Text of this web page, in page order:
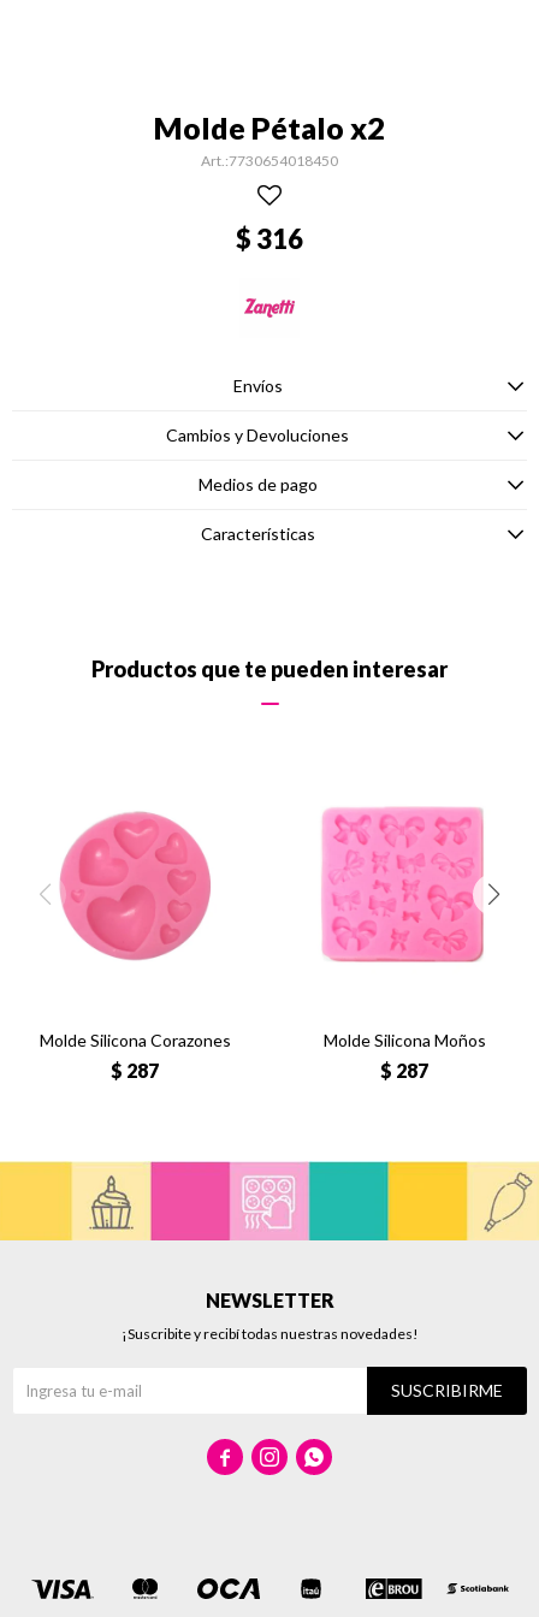
Molde Pétalo x2
7730654018450
$ 316
Envíos
Cambios y Devoluciones
Medios de pago
Características
Productos que te pueden interesar
Molde Silicona Corazones
$ 287
Molde Silicona Moños
$ 287
NEWSLETTER
¡Suscribite y recibí todas nuestras novedades!
SUSCRIBIRME
  